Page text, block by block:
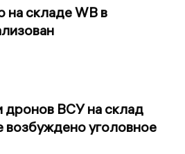
складе WB в
дронов ВСУ на склад
возбуждено уголовное